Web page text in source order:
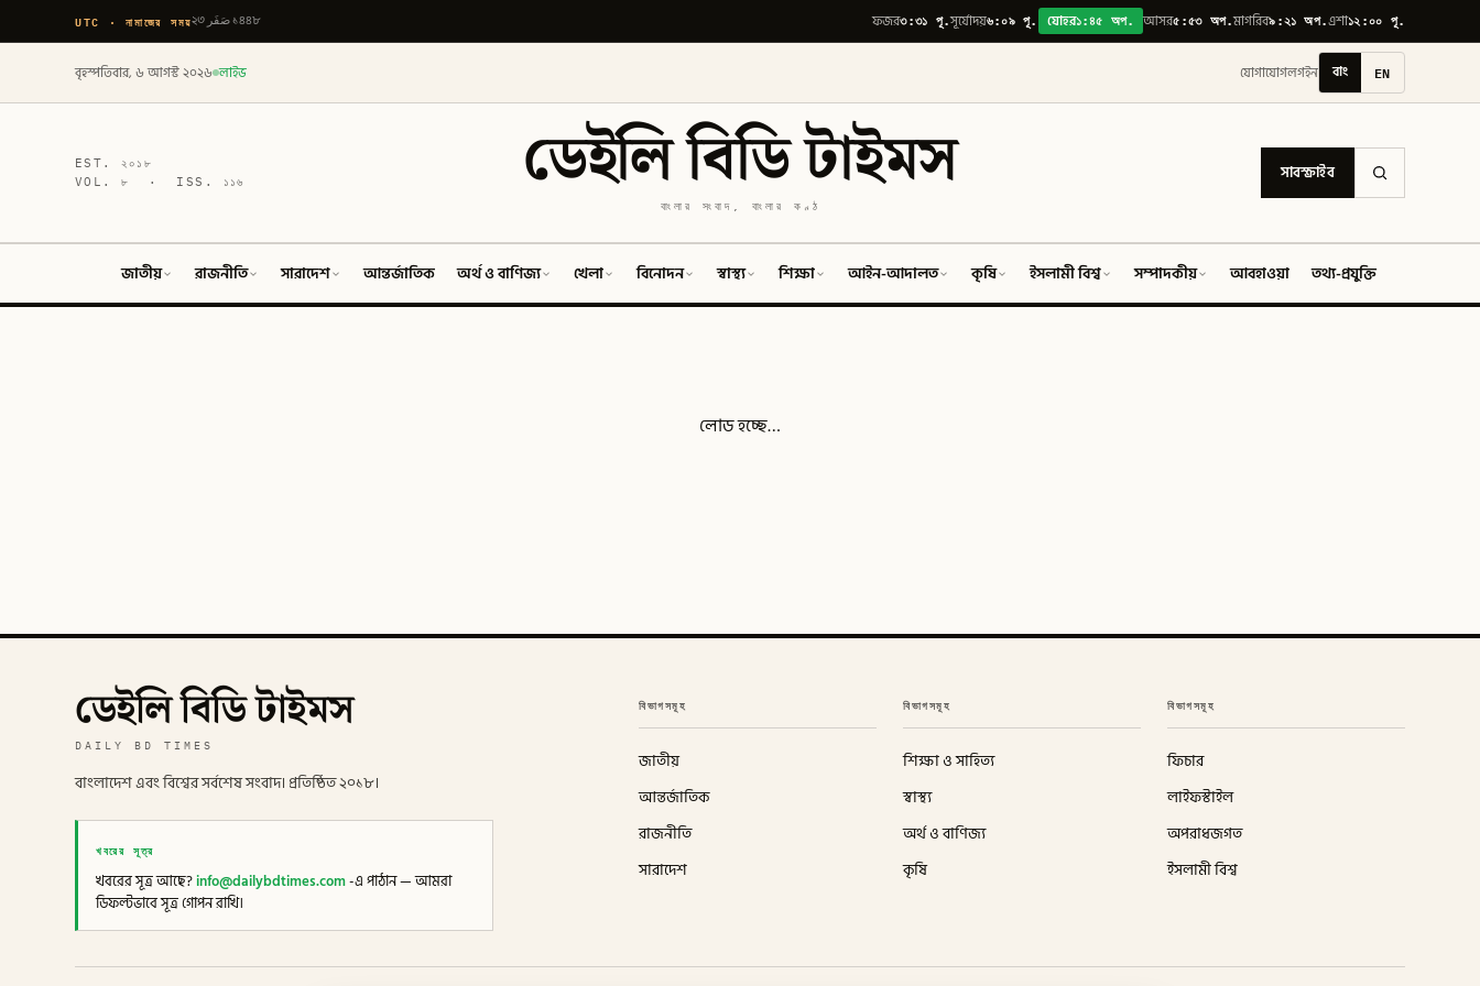
UTC · নামাজের সময় ২৩ صَفَر ১৪৪৮ ফজর৩:৩১ পূ.সূর্যোদয়৬:০৯ পূ. যোহর১:৪৫ অপ. আসর৫:৫৩ অপ.মাগরিব৯:২১ অপ.এশা১২:০০ পূ.
বৃহস্পতিবার, ৬ আগস্ট ২০২৬ লাইভ যোগাযোগলগইন বাং EN
EST.২০১৮
VOL.৮ · ISS. ১১৬ ডেইলি বিডি টাইমস
বাংলার সংবাদ, বাংলার কণ্ঠ
সাবস্ক্রাইব
জাতীয় রাজনীতি সারাদেশ আন্তর্জাতিক অর্থ ও বাণিজ্য খেলা বিনোদন স্বাস্থ্য শিক্ষা আইন-আদালত কৃষি ইসলামী বিশ্ব সম্পাদকীয় আবহাওয়া তথ্য-প্রযুক্তি
লোড হচ্ছে…
ডেইলি বিডি টাইমস
DAILY BD TIMES
বাংলাদেশ এবং বিশ্বের সর্বশেষ সংবাদ। প্রতিষ্ঠিত ২০১৮।
খবরের সূত্র
খবরের সূত্র আছে?info@dailybdtimes.com-এ পাঠান — আমরা
ডিফল্টভাবে সূত্র গোপন রাখি।
বিভাগসমূহ
জাতীয়
আন্তর্জাতিক
রাজনীতি
সারাদেশ
বিভাগসমূহ
শিক্ষা ও সাহিত্য
স্বাস্থ্য
অর্থ ও বাণিজ্য
কৃষি
বিভাগসমূহ
ফিচার
লাইফস্টাইল
অপরাধজগত
ইসলামী বিশ্ব